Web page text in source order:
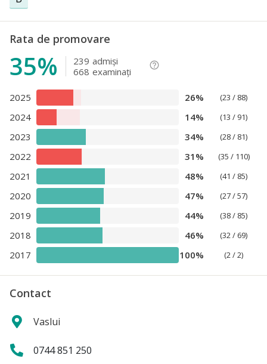
Rata de promovare
35% 239 admişi
668 examinaţi
help_outline
2025 26% (23 / 88)
2024 14% (13 / 91)
2023 34% (28 / 81)
2022 31% (35 / 110)
2021 48% (41 / 85)
2020 47% (27 / 57)
2019 44% (38 / 85)
2018 46% (32 / 69)
2017 100% (2 / 2)
Contact
Vaslui
0744 851 250